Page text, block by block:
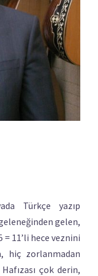
Türkçe yazıp
gelen,
= 11’li hece veznini
hiç zorlanmadan
çok derin,